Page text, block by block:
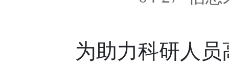
为助力科研人